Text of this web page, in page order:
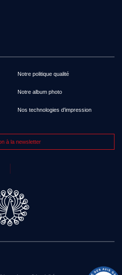
Notre politique qualité
Notre album photo
Nos technologies d’impression
à la newsletter